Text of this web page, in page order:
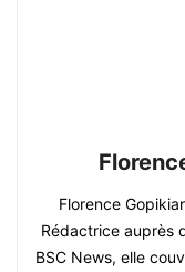
Florence
Rédactrice auprès
BSC News, elle